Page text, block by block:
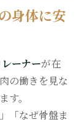
身体に安
ーナーが在
の働きを見な
。
「なぜ骨盤ま